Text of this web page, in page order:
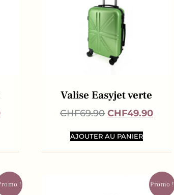
Valise Easyjet verte
CHF69.90 CHF49.90
AJOUTER AU PANIER
! Promo !